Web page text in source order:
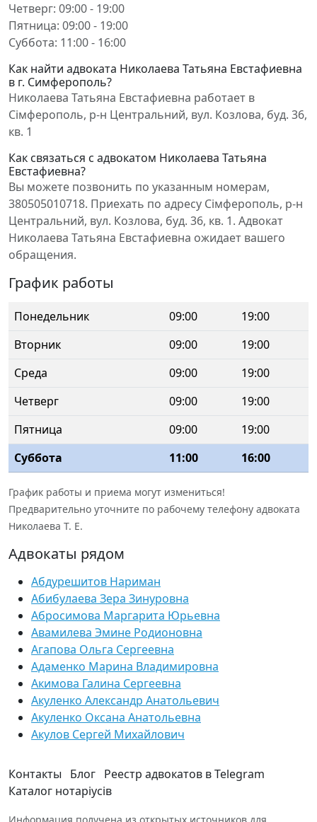
Четверг: 09:00 - 19:00
Пятница: 09:00 - 19:00
Суббота: 11:00 - 16:00
Как найти адвоката Николаева Татьяна Евстафиевна
в г. Симферополь?
Николаева Татьяна Евстафиевна работает в
Сімферополь, р-н Центральний, вул. Козлова, буд. 36,
кв. 1
Как связаться с адвокатом Николаева Татьяна
Евстафиевна?
Вы можете позвонить по указанным номерам,
380505010718. Приехать по адресу Сімферополь, р-н
Центральний, вул. Козлова, буд. 36, кв. 1. Адвокат
Николаева Татьяна Евстафиевна ожидает вашего
обращения.
График работы
Понедельник 09:00
19:00
Вторник
09:00
19:00
Среда
09:00
19:00
Четверг
09:00
19:00
Пятница
09:00
19:00
Суббота
11:00 16:00
График работы и приема могут измениться!
Предварительно уточните по рабочему телефону адвоката
Николаева Т. Е.
Адвокаты рядом
Абдурешитов Нариман
Абибулаева Зера Зинуровна
Абросимова Маргарита Юрьевна
Авамилева Эмине Родионовна
Агапова Ольга Сергеевна
Адаменко Марина Владимировна
Акимова Галина Сергеевна
Акуленко Александр Анатольевич
Акуленко Оксана Анатольевна
Акулов Сергей Михайлович
Контакты Блог Реестр адвокатов в Telegram
Каталог нотаріусів